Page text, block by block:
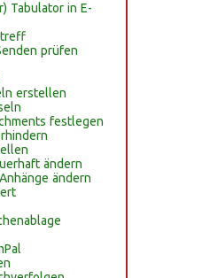
Tabulator in E-
prüfen
erstellen
festlegen
ändern
ändern